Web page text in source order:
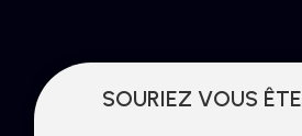
SOURIEZ VOUS